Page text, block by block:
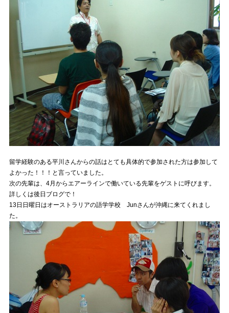
留学経験のある平川さんからの話はとても具体的で参加された方は参加して
よかった！！！と言っていました。
次の先輩は、4月からエアーラインで働いている先輩をゲストに呼びます。
詳しくは後日ブログで！
13日日曜日はオーストラリアの語学学校 Junさんが沖縄に来てくれまし
た。